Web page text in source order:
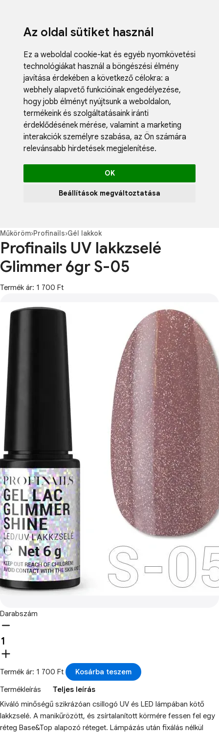
Az oldal sütiket használ
Ez a weboldal cookie-kat és egyéb nyomkövetési
technológiákat használ a böngészési élmény
javítása érdekében a következő célokra: a
webhely alapvető funkcióinak engedélyezése,
hogy jobb élményt nyújtsunk a weboldalon,
termékeink és szolgáltatásaink iránti
érdeklődésének mérése, valamint a marketing
interakciók személyre szabása, az Ön számára
relevánsabb hirdetések megjelenítése.
OK
Beállítások megváltoztatása
Blog
Műköröm›Profinails›Gél lakkok
Profinails UV lakkzselé
Glimmer 6gr S-05
Termék ár: 1 700 Ft
Darabszám
Termék ár: 1 700 Ft
Kosárba teszem
Termékleírás
Teljes leírás
Kiváló minőségű szikrázóan csillogó UV és LED lámpában kötő
lakkzselé. A manikűrözött, és zsírtalanított körmére fessen fel egy
réteg Base&Top alapozó réteget. Lámpázás után fixálás nélkül